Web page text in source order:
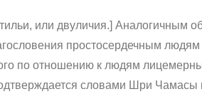
или двуличия.] Аналогичным
простосердечным людям
по отношению к людям
словами Шри Чамасы